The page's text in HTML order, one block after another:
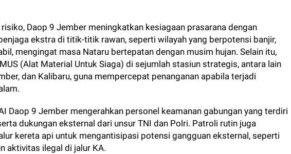
Daop 9 Jember meningkatkan kesiagaan prasarana dengan
ekstra di titik-titik rawan, seperti wilayah yang berpotensi banjir,
mengingat masa Nataru bertepatan dengan musim hujan. Selain itu,
(Alat Material Untuk Siaga) di sejumlah stasiun strategis, antara lain
dan Kalibaru, guna mempercepat penanganan apabila terjadi
Daop 9 Jember mengerahkan personel keamanan gabungan yang terdiri
dukungan eksternal dari unsur TNI dan Polri. Patroli rutin juga
kereta api untuk mengantisipasi potensi gangguan eksternal, seperti
aktivitas ilegal di jalur KA.